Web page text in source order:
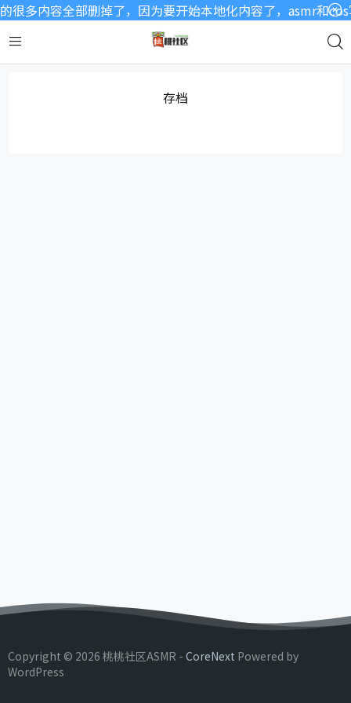
多内容全部删掉了，因为要开始本地化内容了，asmr和
存档
Copyright © 2026 桃桃社区ASMR - CoreNext Powered by
WordPress